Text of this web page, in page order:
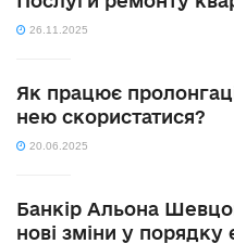
26.11.2025
Як працює
нею скористатися?
20.06.2025
Банкір Альона
нові зміни у порядку